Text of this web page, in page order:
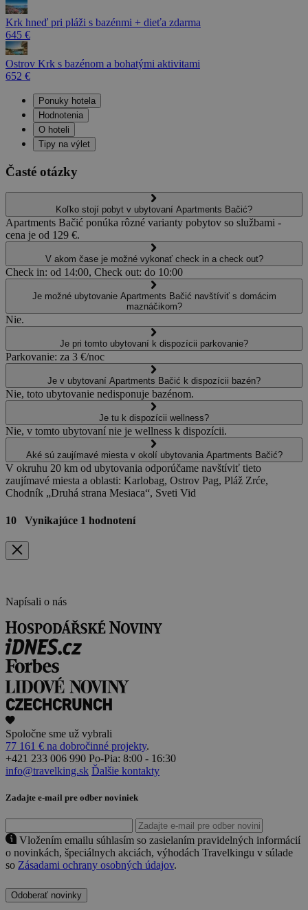
Krk hneď pri pláži s bazénmi + dieťa zdarma
645 €
Ostrov Krk s bazénom a bohatými aktivitami
652 €
Ponuky hotela
Hodnotenia
O hoteli
Tipy na výlet
Časté otázky
Koľko stojí pobyt v ubytovaní Apartments Bačić?
Apartments Bačić ponúka rôzné varianty pobytov so službami -
cena je od 129 €.
V akom čase je možné vykonať check in a check out?
Check in: od 14:00, Check out: do 10:00
Je možné ubytovanie Apartments Bačić navštíviť s domácim
maznáčikom?
Nie.
Je pri tomto ubytovaní k dispozícii parkovanie?
Parkovanie: za 3 €/noc
Je v ubytovaní Apartments Bačić k dispozícii bazén?
Nie, toto ubytovanie nedisponuje bazénom.
Je tu k dispozícii wellness?
Nie, v tomto ubytovaní nie je wellness k dispozícii.
Aké sú zaujímavé miesta v okolí ubytovania Apartments Bačić?
V okruhu 20 km od ubytovania odporúčame navštíviť tieto
zaujímavé miesta a oblasti: Karlobag, Ostrov Pag, Pláž Zrće,
Chodník „Druhá strana Mesiaca“, Sveti Vid
10 Vynikajúce 1 hodnotení
Napísali o nás
Spoločne sme už vybrali
77 161 € na dobročinné projekty.
+421 233 006 990 Po-Pia: 8:00 - 16:30
info@travelking.sk Ďalšie kontakty
Zadajte e-mail pre odber noviniek
Vložením emailu súhlasím so zasielaním pravidelných informácií
o novinkách, špeciálnych akciách, výhodách Travelkingu v súlade
so Zásadami ochrany osobných údajov.
Odoberať novinky